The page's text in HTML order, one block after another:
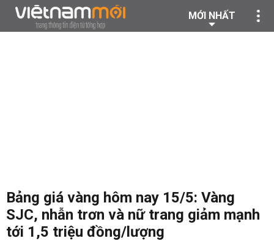
MỚI NHẤT
Bảng giá vàng hôm nay 15/5: Vàng
SJC, nhẫn trơn và nữ trang giảm mạnh
tới 1,5 triệu đồng/lượng